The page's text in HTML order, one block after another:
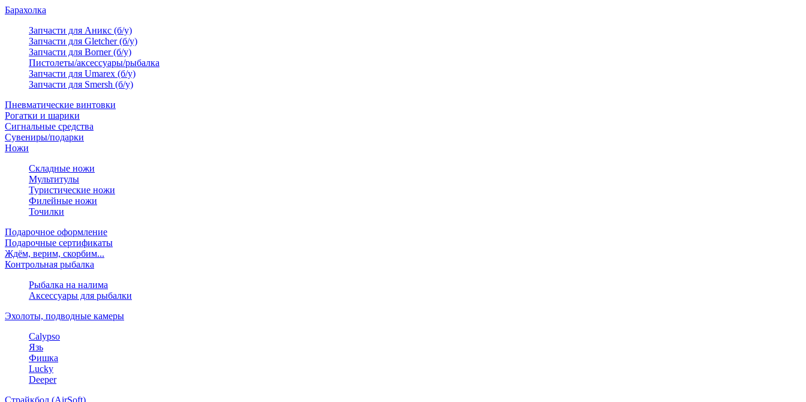
Барахолка
Запчасти для Аникс (б/у)
Запчасти для Gletcher (б/у)
Запчасти для Borner (б/у)
Пистолеты/аксессуары/рыбалка
Запчасти для Umarex (б/у)
Запчасти для Smersh (б/у)
Пневматические винтовки
Рогатки и шарики
Сигнальные средства
Сувениры/подарки
Ножи
Складные ножи
Мультитулы
Туристические ножи
Филейные ножи
Точилки
Подарочное оформление
Подарочные сертификаты
Ждём, верим, скорбим...
Контрольная рыбалка
Рыбалка на налима
Аксессуары для рыбалки
Эхолоты, подводные камеры
Calypso
Язь
Фишка
Lucky
Deeper
Страйкбол (AirSoft)